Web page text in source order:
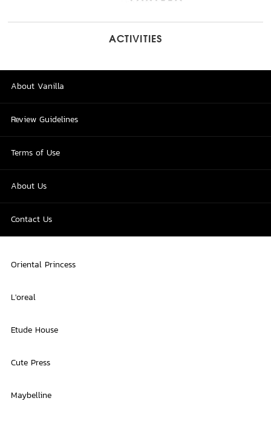
ACTIVITIES
About Vanilla
Review Guidelines
Terms of Use
About Us
Contact Us
Oriental Princess
L'oreal
Etude House
Cute Press
Maybelline